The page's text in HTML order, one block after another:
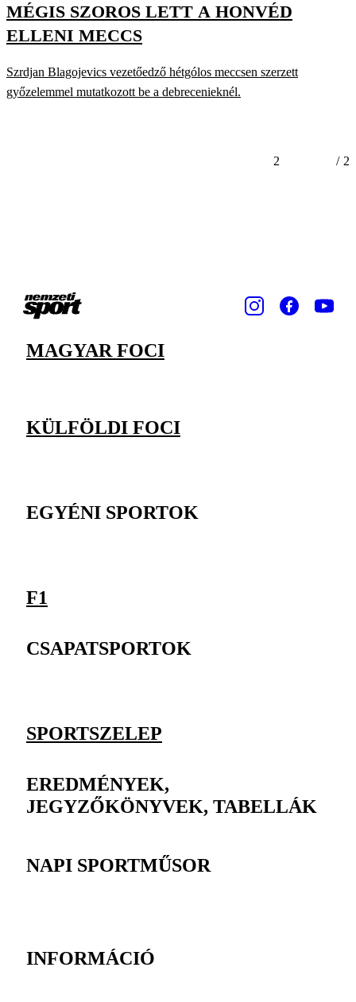
MÉGIS SZOROS LETT A HONVÉD
ELLENI MECCS
Szrdjan Blagojevics vezetőedző hétgólos meccsen szerzett
győzelemmel mutatkozott be a debrecenieknél.
2 / 2
MAGYAR FOCI
KÜLFÖLDI FOCI
EGYÉNI SPORTOK
F1
CSAPATSPORTOK
SPORTSZELEP
EREDMÉNYEK,
JEGYZŐKÖNYVEK, TABELLÁK
NAPI SPORTMŰSOR
INFORMÁCIÓ